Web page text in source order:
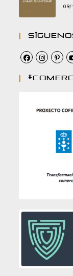
09/